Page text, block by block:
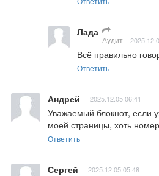
Лада
Аудит
Всё правильно
Ответить
Андрей 2025.12.05 06:41
Уважаемый блокнот, если
моей страницы, хоть
Ответить
Сергей 2025.12.05 05:48